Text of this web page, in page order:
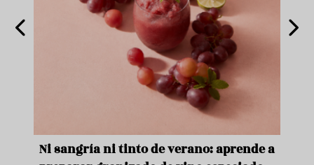
Ni sangría ni tinto de verano: aprende a